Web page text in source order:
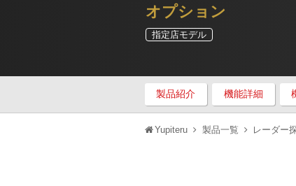
オプション
指定店モデル
製品紹介 機能詳細
Yupiteru 製品一覧 レーダー